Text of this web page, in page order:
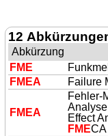
12
Abkürzung
FME
FMEA Failure
FMEA
Fehler-
Effect
FMECA